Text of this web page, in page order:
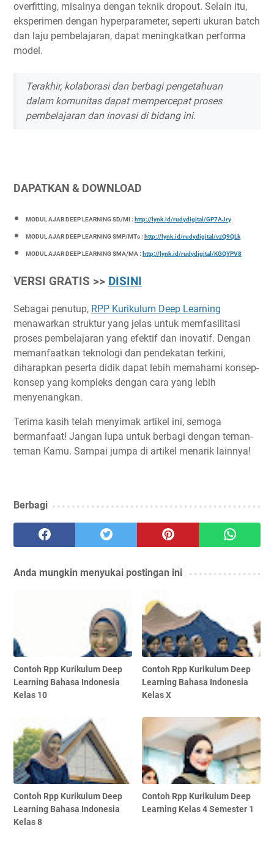
overfitting, misalnya dengan teknik dropout. Selain itu,
eksperimen dengan hyperparameter, seperti ukuran batch
dan laju pembelajaran, dapat meningkatkan performa
model.
Terakhir, kolaborasi dan berbagi pengetahuan
dalam komunitas dapat mempercepat proses
pembelajaran dan inovasi di bidang ini.
DAPATKAN & DOWNLOAD
MODUL AJAR DEEP LEARNING SD/MI : http://lynk.id/rudydigital/GP7AJry
MODUL AJAR DEEP LEARNING SMP/MTs : http://lynk.id/rudydigital/vzQ9QLk
MODUL AJAR DEEP LEARNING SMA/MA : http://lynk.id/rudydigital/KGQYPV8
VERSI GRATIS >> DISINI
Sebagai penutup, RPP Kurikulum Deep Learning
menawarkan struktur yang jelas untuk memfasilitasi
proses pembelajaran yang efektif dan inovatif. Dengan
memanfaatkan teknologi dan pendekatan terkini,
diharapkan peserta didik dapat lebih memahami konsep-
konsep yang kompleks dengan cara yang lebih
menyenangkan.
Terima kasih telah menyimak artikel ini, semoga
bermanfaat! Jangan lupa untuk berbagi dengan teman-
teman Kamu. Sampai jumpa di artikel menarik lainnya!
Berbagi
Anda mungkin menyukai postingan ini
Contoh Rpp Kurikulum Deep
Learning Bahasa Indonesia
Kelas 10
Contoh Rpp Kurikulum Deep
Learning Bahasa Indonesia
Kelas X
Contoh Rpp Kurikulum Deep
Learning Bahasa Indonesia
Kelas 8
Contoh Rpp Kurikulum Deep
Learning Kelas 4 Semester 1